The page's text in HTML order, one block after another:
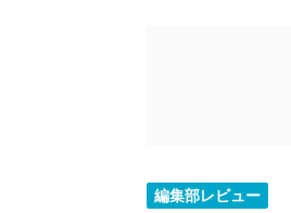
編集部レビュー